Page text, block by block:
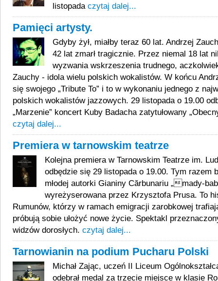
listopada czytaj dalej...
Pamięci artysty.
Gdyby żył, miałby teraz 60 lat. Andrzej
42 lat zmarł tragicznie. Przez niemal 18 lat
wyzwania wskrzeszenia trudnego,
Zauchy - idola wielu polskich wokalistów. W końcu
się swojego „Tribute To” i to w wykonaniu jednego z
polskich wokalistów jazzowych. 29 listopada o 19.00
„Marzenie” koncert Kuby Badacha zatytułowany
czytaj dalej...
Premiera w tarnowskim teatrze
Kolejna premiera w Tarnowskim Teatrze im.
odbędzie się 29 listopada o 19.00. Tym razem
młodej autorki Gianiny Cărbunariu „mady-
wyreżyserowana przez Krzysztofa Prusa. To
Rumunów, którzy w ramach emigracji zarobkowej
próbują sobie ułożyć nowe życie. Spektakl
widzów dorosłych. czytaj dalej...
Tarnowianin na podium Pucharu Polski
Michał Zając, uczeń II Liceum
odebrał medal za trzecie miejsce w klasie